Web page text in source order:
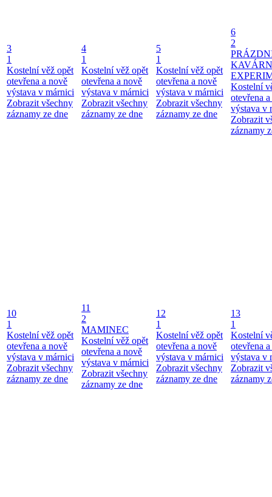
3
1
Kostelní věž opět
otevřena a nově
výstava v márnici
Zobrazit všechny
záznamy ze dne
4
1
Kostelní věž opět
otevřena a nově
výstava v márnici
Zobrazit všechny
záznamy ze dne
5
1
Kostelní věž opět
otevřena a nově
výstava v márnici
Zobrazit všechny
záznamy ze dne
6
2
Kostelní
otevřena
výstava v
Zobrazit
záznamy
10
1
Kostelní věž opět
otevřena a nově
výstava v márnici
Zobrazit všechny
záznamy ze dne
11
2
MAMINEC
Kostelní věž opět
otevřena a nově
výstava v márnici
Zobrazit všechny
záznamy ze dne
12
1
Kostelní věž opět
otevřena a nově
výstava v márnici
Zobrazit všechny
záznamy ze dne
13
1
Kostelní
otevřena
výstava v
Zobrazit
záznamy